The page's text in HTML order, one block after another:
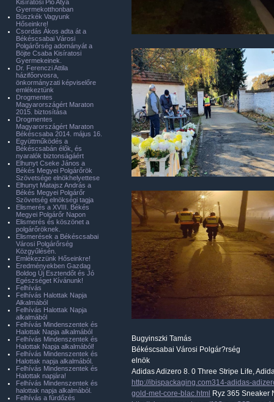
Bugyinszki Tamás
Békéscsabai Városi Polgár?rség
elnök
Adidas Adizero 8. 0 Three Stripe Life,
http://ibispackaging.com314-adidas-
gold-met-core-blac.html Ryz 365 Sneaker
Kisíratosi Pió Atya
Gyermekotthonban
Büszkék Vagyunk
Hőseinkre!
Csordás Ákos adta át a
Békéscsabai Városi
Polgárőrség adományát a
Böjte Csaba Kisíratosi
Gyermekeinek.
Dr. Ferenczi Attila
házifőorvosra,
önkormányzati képviselőre
emlékeztünk
Drogmentes
Magyarországért Maraton
2015. biztosítása
Drogmentes
Magyarországért Maraton
Békéscsaba 2014. május 16.
Együttműködés a
Békéscsabán élők, és
nyaralók biztonságáért
Elhunyt Cseke János a
Békés Megyei Polgárőrök
Szövetsége elnökhelyettese
Elhunyt Matajsz András a
Békés Megyei Polgárőr
Szövetség elnökségi tagja
Elismerés a XVIII. Békés
Megyei Polgárőr Napon
Elismerés és köszönet a
polgárőröknek.
Elismerések a Békéscsabai
Városi Polgárőrség
Közgyűlésén.
Emlékezzünk Hőseinkre!
Eredményekben Gazdag
Boldog Új Esztendőt és Jó
Egészséget Kívánunk!
Felhívás
Felhívás Halottak Napja
Alkalmából
Felhívás Halottak Napja
alkalmából
Felhívás Mindenszentek és
Halottak Napja alkalmából
Felhívás Mindenszentek és
Halottak Napja alkalmából!
Felhívás Mindenszentek és
Halottak napja alkalmából.
Felhívás Mindenszentek és
Halottak napjára!
Felhívás Mindenszentek és
halottak napja alkalmából.
Felhívás a fürdőzés